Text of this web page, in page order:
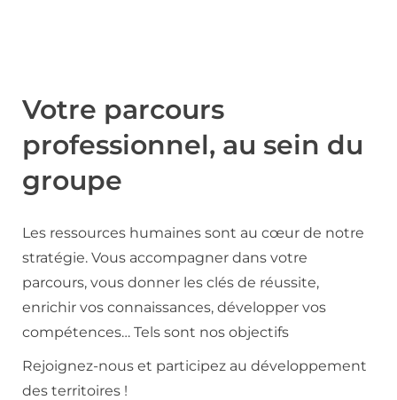
Votre parcours
professionnel, au sein du
groupe
Les ressources humaines sont au cœur de notre
stratégie. Vous accompagner dans votre
parcours, vous donner les clés de réussite,
enrichir vos connaissances, développer vos
compétences… Tels sont nos objectifs
Rejoignez-nous et participez au développement
des territoires !